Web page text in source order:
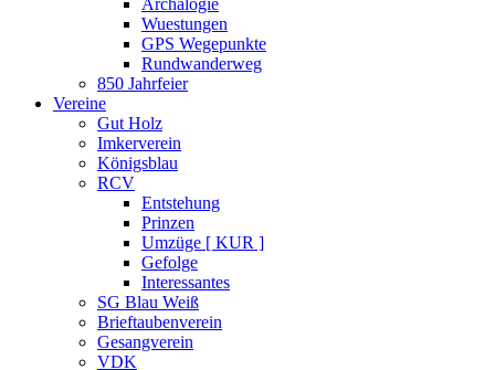
Archälogie
Wuestungen
GPS Wegepunkte
Rundwanderweg
850 Jahrfeier
Vereine
Gut Holz
Imkerverein
Königsblau
RCV
Entstehung
Prinzen
Umzüge [ KUR ]
Gefolge
Interessantes
SG Blau Weiß
Brieftaubenverein
Gesangverein
VDK